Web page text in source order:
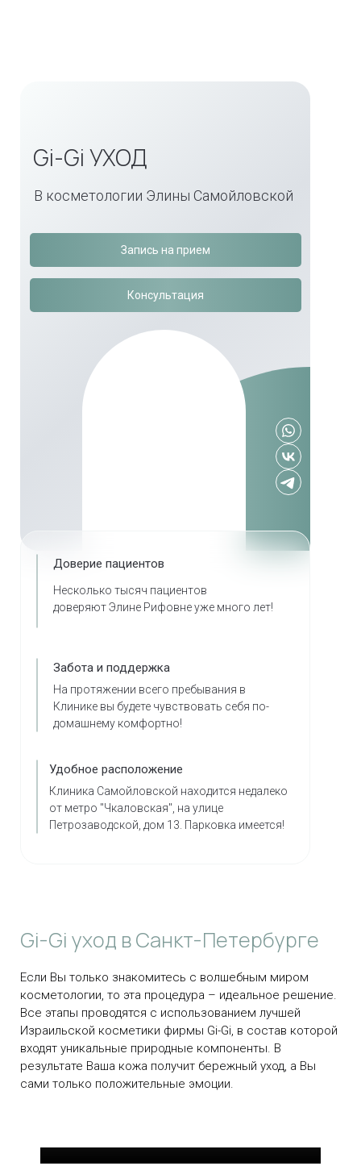
Консультация
Запись на прием
В косметологии Элины Самойловской
Gi-Gi УХОД
Клиника Самойловской находится недалеко
от метро "Чкаловская", на улице
Петрозаводской, дом 13. Парковка имеется!
Удобное расположение
На протяжении всего пребывания в
Клинике вы будете чувствовать себя по-
домашнему комфортно!
Забота и поддержка
Несколько тысяч пациентов
доверяют Элине Рифовне уже много лет!
Доверие пациентов
Gi-Gi уход в Санкт-Петербурге
Если Вы только знакомитесь с волшебным миром
косметологии, то эта процедура – идеальное решение.
Все этапы проводятся с использованием лучшей
Израильской косметики фирмы Gi-Gi, в состав которой
входят уникальные природные компоненты. В
результате Ваша кожа получит бережный уход, а Вы
сами только положительные эмоции.